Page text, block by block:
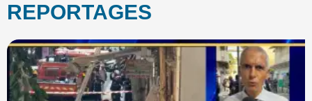
REPORTAGES